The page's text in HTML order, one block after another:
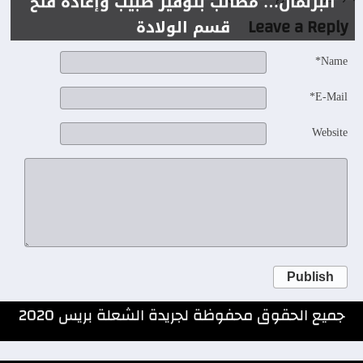
قسم الولادة
Leave a Reply
Name*
E-Mail*
Website
Publish
جميع الحقوق محفوظة لجريدة الشعلة بريس 2020